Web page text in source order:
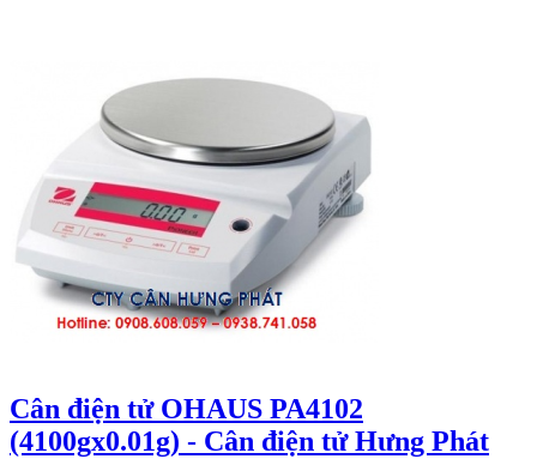
Cân điện tử OHAUS PA4102
(4100gx0.01g) - Cân điện tử Hưng Phát